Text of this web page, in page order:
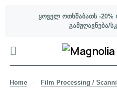
ყოველ ოთხშაბათს -
გამჟღავნება/
Home Film Processing /